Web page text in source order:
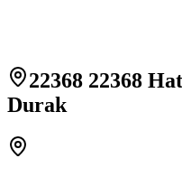
22368 22368
Durak